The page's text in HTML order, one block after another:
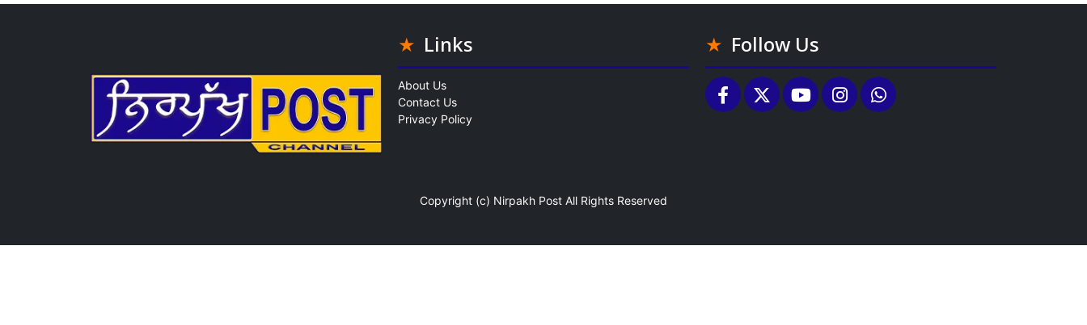
Links
About Us
Contact Us
Privacy Policy
Follow Us
Copyright (c) Nirpakh Post All Rights Reserved